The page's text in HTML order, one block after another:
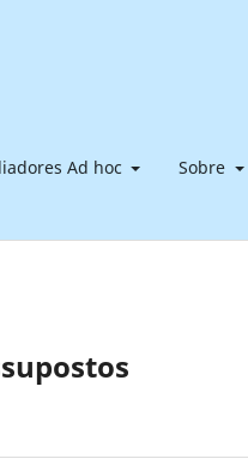
Ad hoc Sobre